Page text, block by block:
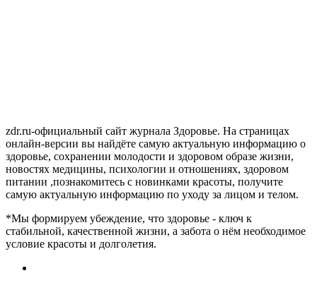
zdr.ru-официальный сайт журнала Здоровье. На страницах
онлайн-версии вы найдёте самую актуальную информацию о
здоровье, сохранении молодости и здоровом образе жизни,
новостях медицины, психологии и отношениях, здоровом
питании ,познакомитесь с новинками красоты, получите
самую актуальную информацию по уходу за лицом и телом.
*Мы формируем убеждение, что здоровье - ключ к
стабильной, качественной жизни, а забота о нём необходимое
условие красоты и долголетия.